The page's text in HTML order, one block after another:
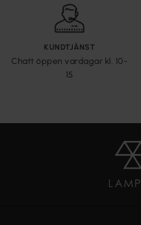
KUNDTJÄNST
Chatt öppen vardagar kl. 10-
15